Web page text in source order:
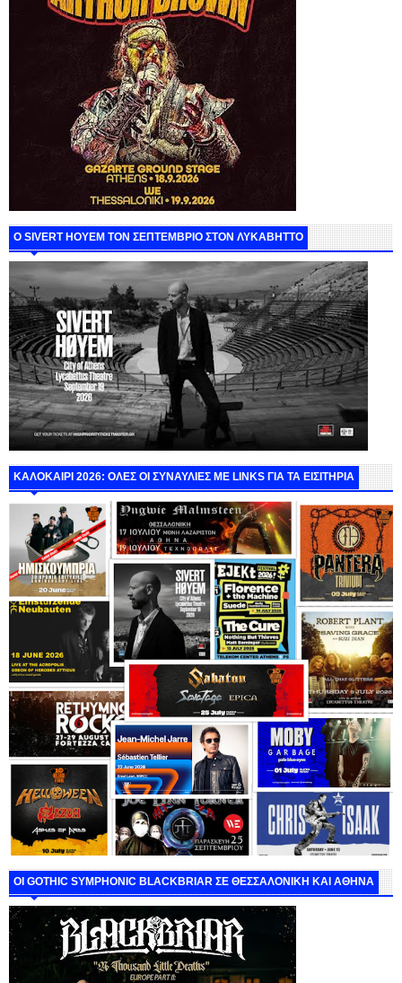
Ο SIVERT HOYEM ΤΟΝ ΣΕΠΤΕΜΒΡΙΟ ΣΤΟΝ ΛΥΚΑΒΗΤΤΟ
ΚΑΛΟΚΑΙΡΙ 2026: ΟΛΕΣ ΟΙ ΣΥΝΑΥΛΙΕΣ ΜΕ LINKS ΓΙΑ ΤΑ ΕΙΣΙΤΗΡΙΑ
ΟΙ GOTHIC SYMPHONIC BLACKBRIAR ΣΕ ΘΕΣΣΑΛΟΝΙΚΗ ΚΑΙ ΑΘΗΝΑ